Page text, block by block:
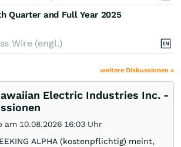
Quarter and Full Year 2025
Wire (engl.)
weitere Diskussionen »
Electric Industries Inc. -
am 10.08.2026 16:03 Uhr
ALPHA (kostenpflichtig) meint,